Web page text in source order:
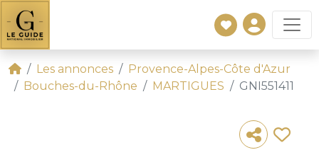
Les annonces
Provence-Alpes-Côte d'Azur
Bouches-du-Rhône
MARTIGUES GNI551411